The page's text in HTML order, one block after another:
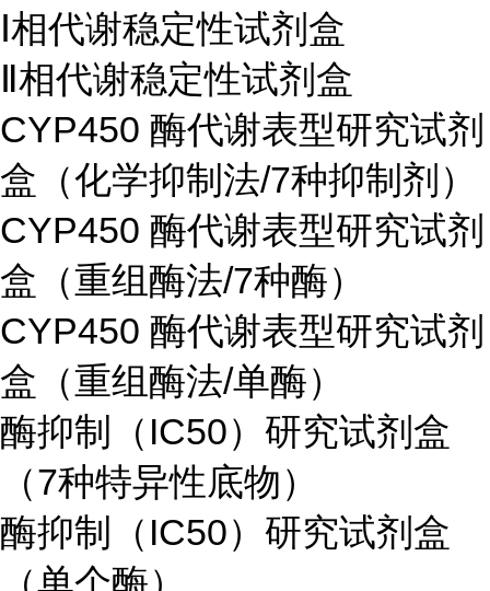
Ⅰ相代谢稳定性试剂盒
Ⅱ相代谢稳定性试剂盒
CYP450 酶代谢表型研究试剂
盒（化学抑制法/7种抑制剂）
CYP450 酶代谢表型研究试剂
盒（重组酶法/7种酶）
CYP450 酶代谢表型研究试剂
盒（重组酶法/单酶）
酶抑制（IC50）研究试剂盒
（7种特异性底物）
酶抑制（IC50）研究试剂盒
（单个酶）